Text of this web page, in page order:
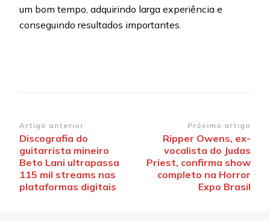
um bom tempo, adquirindo larga experiência e
conseguindo resultados importantes.
Navegação
de
post
Artigo anterior
Discografia do
guitarrista mineiro
Beto Lani ultrapassa
115 mil streams nas
plataformas digitais
Próximo artigo
Ripper Owens, ex-
vocalista do Judas
Priest, confirma show
completo na Horror
Expo Brasil